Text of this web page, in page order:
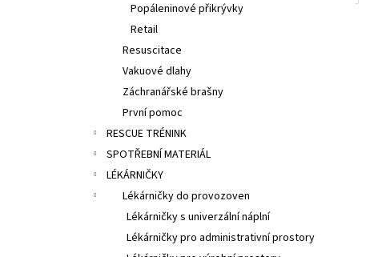
Popáleninové přikrývky
Retail
Resuscitace
Vakuové dlahy
Záchranářské brašny
První pomoc
RESCUE TRÉNINK
SPOTŘEBNÍ MATERIÁL
LÉKÁRNIČKY
Lékárničky do provozoven
Lékárničky s univerzální náplní
Lékárničky pro administrativní prostory